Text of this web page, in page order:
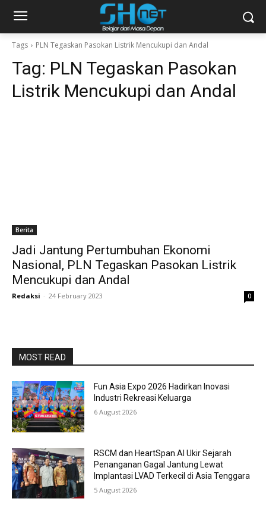
Tags PLN Tegaskan Pasokan Listrik Mencukupi dan Andal
Tag: PLN Tegaskan Pasokan
Listrik Mencukupi dan Andal
Berita
Jadi Jantung Pertumbuhan Ekonomi
Nasional, PLN Tegaskan Pasokan Listrik
Mencukupi dan Andal
Redaksi - 24 February 2023 0
MOST READ
Fun Asia Expo 2026 Hadirkan Inovasi
Industri Rekreasi Keluarga
6 August 2026
RSCM dan HeartSpan.AI Ukir Sejarah
Penanganan Gagal Jantung Lewat
Implantasi LVAD Terkecil di Asia Tenggara
5 August 2026